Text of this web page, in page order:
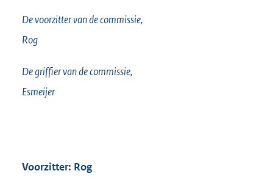
De voorzitter van de commissie,
Rog
De griffier van de commissie,
Esmeijer
Voorzitter: Rog